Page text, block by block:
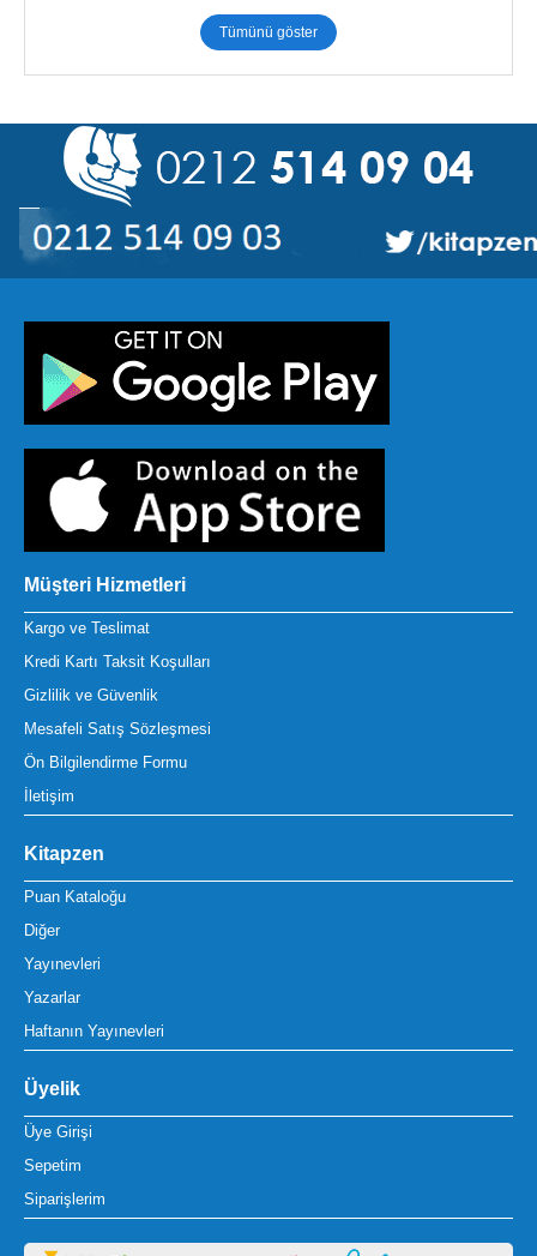
Tümünü göster
Müşteri Hizmetleri
Kargo ve Teslimat
Kredi Kartı Taksit Koşulları
Gizlilik ve Güvenlik
Mesafeli Satış Sözleşmesi
Ön Bilgilendirme Formu
İletişim
Kitapzen
Puan Kataloğu
Diğer
Yayınevleri
Yazarlar
Haftanın Yayınevleri
Üyelik
Üye Girişi
Sepetim
Siparişlerim